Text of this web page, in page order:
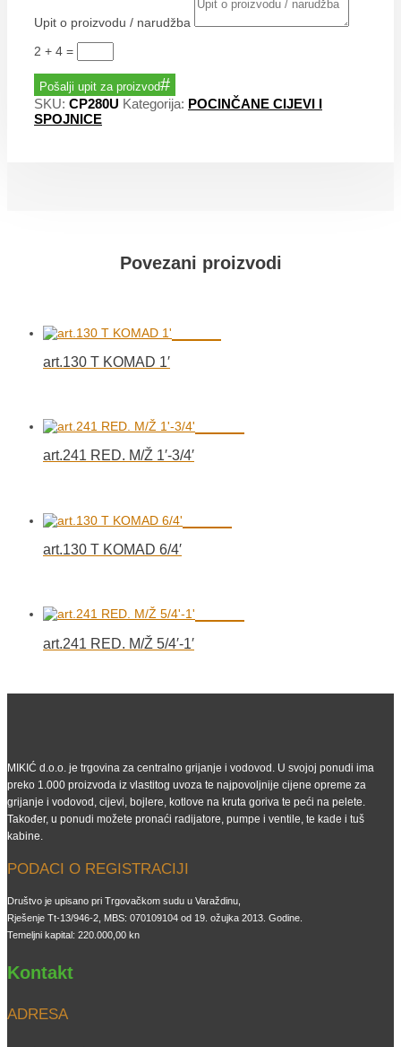
Upit o proizvodu / narudžba
2 + 4 =
Pošalji upit za proizvod
SKU: CP280U Kategorija: POCINČANE CIJEVI I
SPOJNICE
Povezani proizvodi
art.130 T KOMAD 1′
art.241 RED. M/Ž 1′-3/4′
art.130 T KOMAD 6/4′
art.241 RED. M/Ž 5/4′-1′
MIKIĆ d.o.o. je trgovina za centralno grijanje i vodovod. U svojoj ponudi ima
preko 1.000 proizvoda iz vlastitog uvoza te najpovoljnije cijene opreme za
grijanje i vodovod, cijevi, bojlere, kotlove na kruta goriva te peći na pelete.
Također, u ponudi možete pronaći radijatore, pumpe i ventile, te kade i tuš
kabine.
PODACI O REGISTRACIJI
Društvo je upisano pri Trgovačkom sudu u Varaždinu,
Rješenje Tt-13/946-2, MBS: 070109104 od 19. ožujka 2013. Godine.
Temeljni kapital: 220.000,00 kn
Kontakt
ADRESA